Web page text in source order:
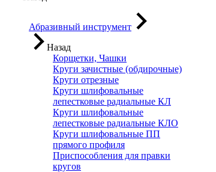
Абразивный инструмент
Назад
Корщетки, Чашки
Круги зачистные (обдирочные)
Круги отрезные
Круги шлифовальные
лепестковые радиальные КЛ
Круги шлифовальные
лепестковые радиальные КЛО
Круги шлифовальные ПП
прямого профиля
Приспособления для правки
кругов